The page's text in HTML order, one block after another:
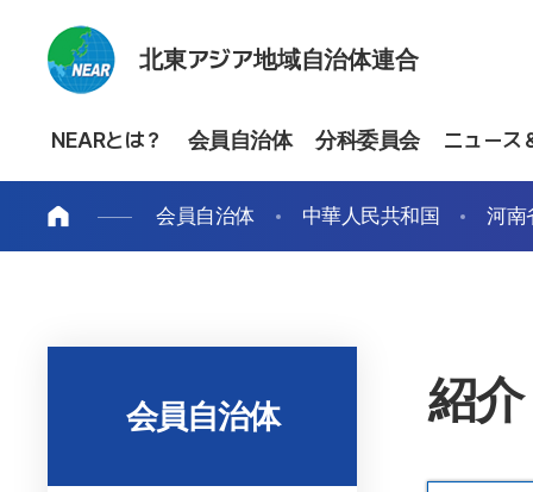
北東アジア地域自治体連合
NEARとは？ 会員自治体 分科委員会 ニュース
会員自治体 中華人民共和国 河南
会員自治体 紹介